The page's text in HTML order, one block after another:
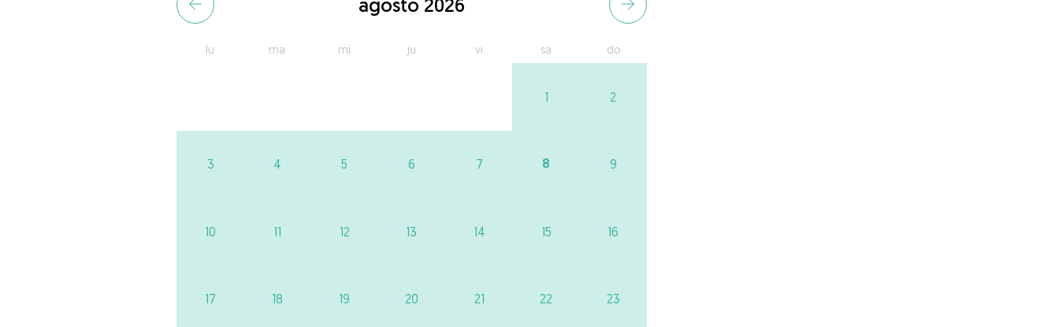
agosto 2026
lu ma mi ju vi sa do
1 2
3 4 5 6 7 8 9
10 11 12 13 14 15 16
17 18 19 20 21 22 23